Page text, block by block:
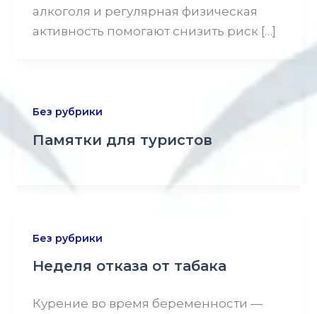
алкоголя и регулярная физическая
активность помогают снизить риск […]
Без рубрики
Памятки для туристов
Без рубрики
Неделя отказа от табака
Курение во время беременности —